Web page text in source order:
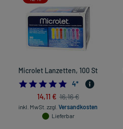
Microlet Lanzetten, 100 St
5.0
4*
14,11 € 16,16 €
inkl. MwSt. zzgl. Versandkosten
Lieferbar